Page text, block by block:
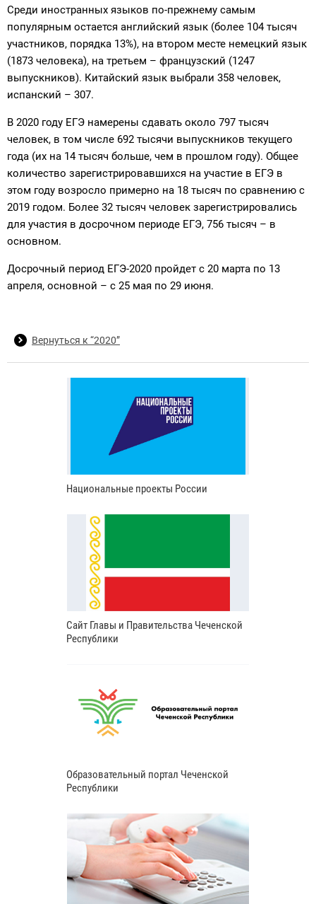
Среди иностранных языков по-прежнему самым
популярным остается английский язык (более 104 тысяч
участников, порядка 13%), на втором месте немецкий язык
(1873 человека), на третьем – французский (1247
выпускников). Китайский язык выбрали 358 человек,
испанский – 307.
В 2020 году ЕГЭ намерены сдавать около 797 тысяч
человек, в том числе 692 тысячи выпускников текущего
года (их на 14 тысяч больше, чем в прошлом году). Общее
количество зарегистрировавшихся на участие в ЕГЭ в
этом году возросло примерно на 18 тысяч по сравнению с
2019 годом. Более 32 тысяч человек зарегистрировались
для участия в досрочном периоде ЕГЭ, 756 тысяч – в
основном.
Досрочный период ЕГЭ-2020 пройдет с 20 марта по 13
апреля, основной – с 25 мая по 29 июня.
Вернуться к “2020”
Национальные проекты России
Сайт Главы и Правительства Чеченской
Республики
Образовательный портал Чеченской
Республики